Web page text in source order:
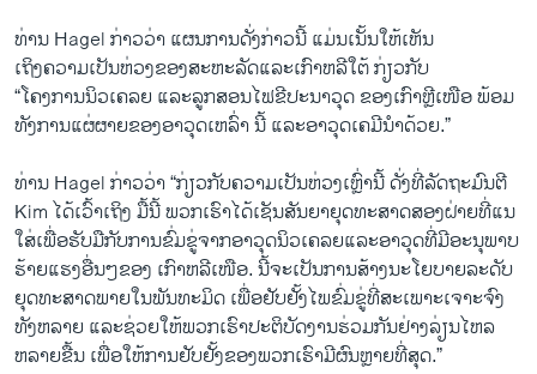
ທ່ານ Hagel ກ່າວ​ວ່າ ​ແຜນການ​ດັ່ງກ່າວນີ້ ​ແມ່ນເນັ້ນໃຫ້​ເຫັນ​
ເຖິງຄວາມ​ເປັນ​ຫ່ວງ​ຂອງສະຫະລັດ​ແລະ​ເກົາຫລີໃຕ້ ກ່ຽວ​ກັບ
“​ໂຄງການນິວ​ເຄລຍ ​ແລະລູກ​ສອນ​ໄຟ​ຂີ​ປະ​ນາ​ວຸດ ຂອງ​ເກົາຫຼີ​ເໜືອ ພ້ອມ​
ທັງ​ການ​ແຜ່ຜາຍຂອງອາວຸດ​ເຫລົ່າ ນີ້ ​ແລະ​ອາວຸດ​ເຄມີນຳ​ດ້ວຍ.”
ທ່ານ Hagel ກ່າວ​ວ່າ “ກ່ຽວ​ກັບ​ຄວາມ​ເປັນ​ຫ່ວງເຫຼົ່ານີ້ ດັ່ງ​ທີ່ລັດຖະມົນຕີ
Kim ​ໄດ້ເວົ້າເຖິງ ມື້​ນີ້ ພວກ​ເຮົາໄດ້ເຊັນສັນຍາຍຸດ​ທະ​ສາດ​ສອງ​ຝ່າຍທີ່ແນ​
ໃສ່​ເພື່ອ​ຮັບມືກັບການ​ຂົ່​ມຂູ່ຈາກ​ອາວຸດ​ນິວ​ເຄລຍ​ແລະ​ອາວຸດ​ທີ່ມີ​ອະນຸ​ພາບ​
ຮ້າຍ​ແຮງອື່ນໆຂອງ ​ເກົາຫລີ​ເໜືອ. ນີ້​ຈະ​ເປັນ​ການ​ສ້າງ​ນະ​ໂຍບາຍ​ລະດັບ
ຍຸດ​ທະ​ສາດພາຍ​ໃນ​ພັນ​ທະ​ມິດ ​ເພື່ອ​ຢັບຢັ້ງ​ໄພ​ຂົ່ມຂູ່​ທີ່​ສະ​ເພາະເຈາະ​ຈົງ​
ທັງຫລາຍ ​ແລະ​ຊ່ວຍ​ໃຫ້​ພວກ​ເຮົາ​ປະຕິບັດ​ງານ​ຮ່ວມ​ກັນຢ່າງ​ລ່ຽນ​ໄຫລ
ຫລາຍ​ຂື້ນ ​ເພື່ອ​ໃຫ້ການ​ຢັບຢັ້ງ​ຂອງ​ພວກ​ເຮົາມີ​ຜົນ​ຫຼາຍທີ່​ສຸດ.”